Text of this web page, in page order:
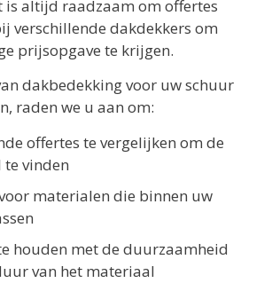
is altijd raadzaam om offertes
verschillende dakdekkers om
prijsopgave te krijgen.
dakbedekking voor uw schuur
raden we u aan om:
offertes te vergelijken om de
te vinden
materialen die binnen uw
houden met de duurzaamheid
van het materiaal